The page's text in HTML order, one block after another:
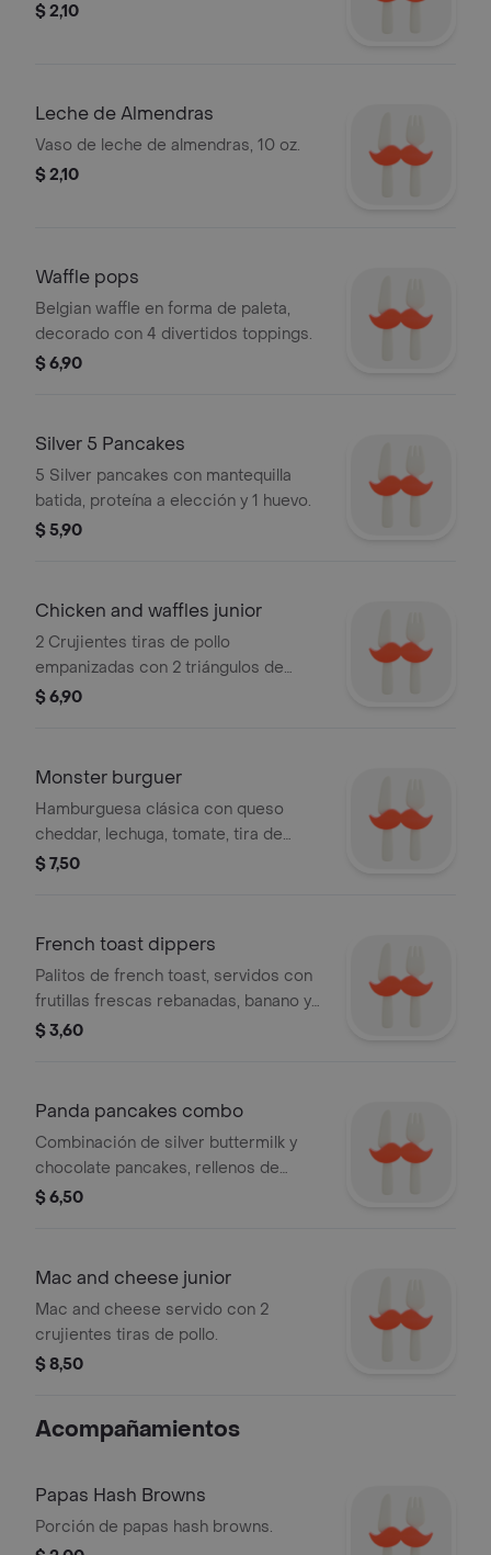
$ 2,10
Leche de Almendras
Vaso de leche de almendras, 10 oz.
$ 2,10
Waffle pops
Belgian waffle en forma de paleta,
decorado con 4 divertidos toppings.
$ 6,90
Silver 5 Pancakes
5 Silver pancakes con mantequilla
batida, proteína a elección y 1 huevo.
$ 5,90
Chicken and waffles junior
2 Crujientes tiras de pollo
empanizadas con 2 triángulos de
waffle en mantequilla batida.
$ 6,90
Monster burguer
Hamburguesa clásica con queso
cheddar, lechuga, tomate, tira de
tocino, adornado con dos uvas y
$ 7,50
French toast dippers
Palitos de french toast, servidos con
frutillas frescas rebanadas, banano y
salsa de chocolate
$ 3,60
Panda pancakes combo
Combinación de silver buttermilk y
chocolate pancakes, rellenos de
cremoso dulce de queso y galletas de
galletas. servido con 1 tira de tocino, 1
salchicha y 1 huevo revuelto
$ 6,50
Mac and cheese junior
Mac and cheese servido con 2
crujientes tiras de pollo.
$ 8,50
Acompañamientos
Papas Hash Browns
Porción de papas hash browns.